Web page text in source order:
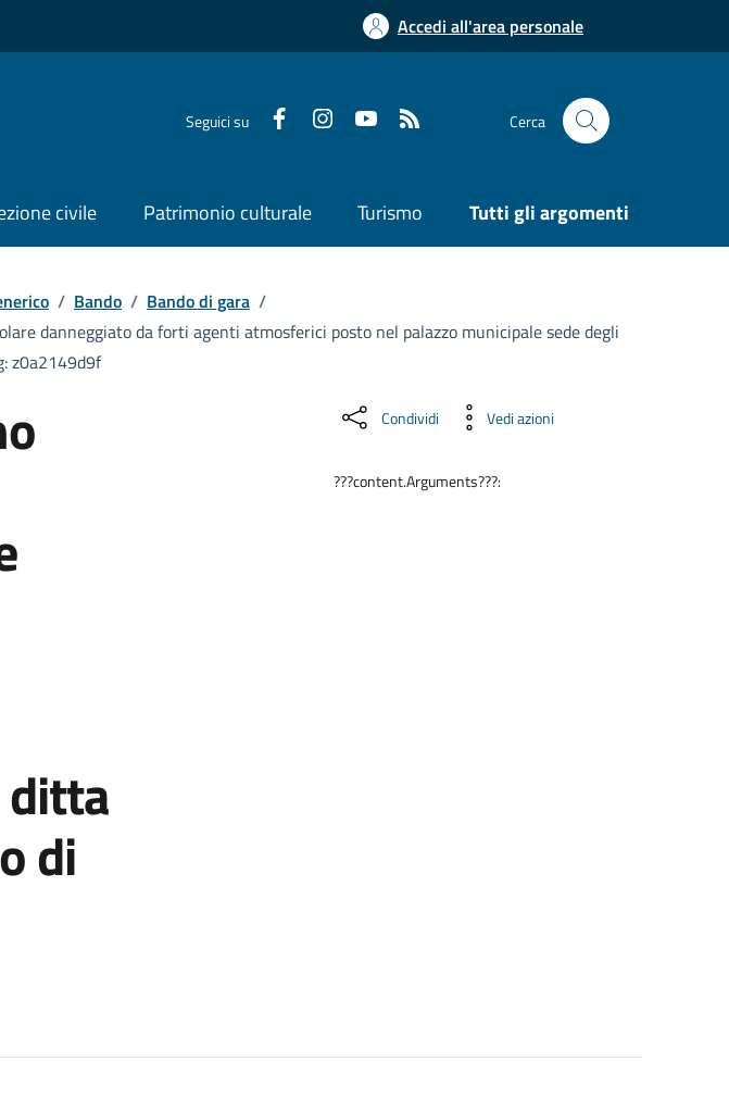
Accedi all'area personale
Seguici su Cerca
civile Patrimonio culturale Turismo Tutti gli argomenti
/ Bando / Bando di gara /
danneggiato da forti agenti atmosferici posto nel palazzo municipale sede degli
z0a2149d9f
di
Condividi Vedi azioni
???content.Arguments???: